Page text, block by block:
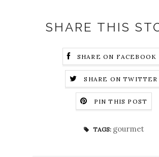
SHARE THIS
SHARE ON FACEBOOK
SHARE ON TWITTER
PIN THIS POST
TAGS: gourmet